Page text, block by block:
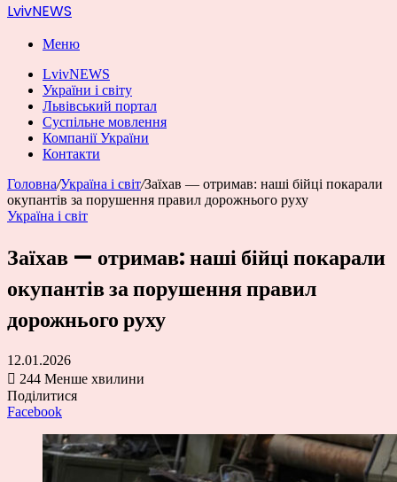
LvivNEWS
Меню
LvivNEWS
України і світу
Львівський портал
Суспільне мовлення
Компанії України
Контакти
Головна/Україна і світ/Заїхав — отримав: наші бійці покарали
окупантів за порушення правил дорожнього руху
Україна і світ
Заїхав — отримав: наші бійці покарали
окупантів за порушення правил
дорожнього руху
12.01.2026
244 Менше хвилини
Поділитися
Facebook